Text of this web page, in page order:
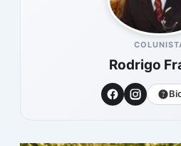
Rodrigo